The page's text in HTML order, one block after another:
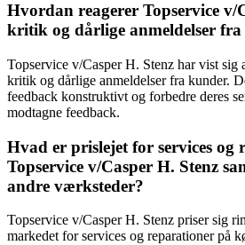
Hvordan reagerer Topservice v/
kritik og dårlige anmeldelser
Topservice v/Casper H. Stenz har vist
kritik og dårlige anmeldelser fra kunder.
feedback konstruktivt og forbedre deres
modtagne feedback.
Hvad er prislejet for services og
Topservice v/Casper H. Stenz
andre værksteder?
Topservice v/Casper H. Stenz priser sig
markedet for services og reparationer på